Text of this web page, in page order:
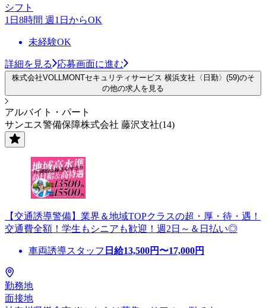
シフト
1日8時間 週1日からOK
未経験OK
詳細を見る 応募画面に進む
株式会社VOLLMONTセキュリティサービス 横浜支社〈日勤〉(59)のそ
の他の求人を見る
アルバイト・パート
サンエス警備保障株式会社 藤沢支社(14)
【交通誘導警備】業界＆地域TOPクラスの超・厚・待・遇！
交通費全額！学生もシニアも歓迎！週2日～＆日払い◎
車両誘導スタッフ 日給13,500円〜17,000円
勤務地
面接地